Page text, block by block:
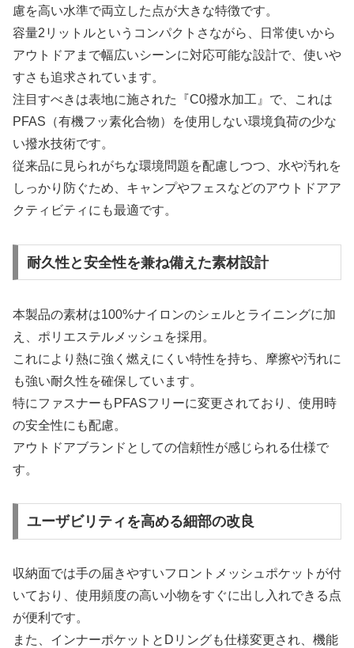
慮を高い水準で両立した点が大きな特徴です。
容量2リットルというコンパクトさながら、日常使いから
アウトドアまで幅広いシーンに対応可能な設計で、使いや
すさも追求されています。
注目すべきは表地に施された『C0撥水加工』で、これは
PFAS（有機フッ素化合物）を使用しない環境負荷の少な
い撥水技術です。
従来品に見られがちな環境問題を配慮しつつ、水や汚れを
しっかり防ぐため、キャンプやフェスなどのアウトドアア
クティビティにも最適です。
耐久性と安全性を兼ね備えた素材設計
本製品の素材は100%ナイロンのシェルとライニングに加
え、ポリエステルメッシュを採用。
これにより熱に強く燃えにくい特性を持ち、摩擦や汚れに
も強い耐久性を確保しています。
特にファスナーもPFASフリーに変更されており、使用時
の安全性にも配慮。
アウトドアブランドとしての信頼性が感じられる仕様で
す。
ユーザビリティを高める細部の改良
収納面では手の届きやすいフロントメッシュポケットが付
いており、使用頻度の高い小物をすぐに出し入れできる点
が便利です。
また、インナーポケットとDリングも仕様変更され、機能